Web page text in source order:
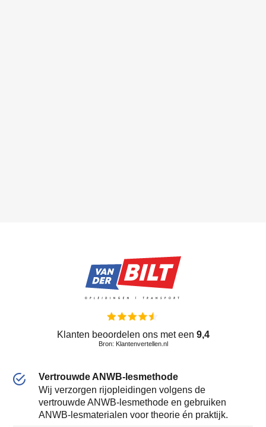
Klanten beoordelen ons met een 9,4
Bron: Klantenvertellen.nl
Vertrouwde ANWB-lesmethode
Wij verzorgen rijopleidingen volgens de
vertrouwde ANWB-lesmethode en gebruiken
ANWB-lesmaterialen voor theorie én praktijk.